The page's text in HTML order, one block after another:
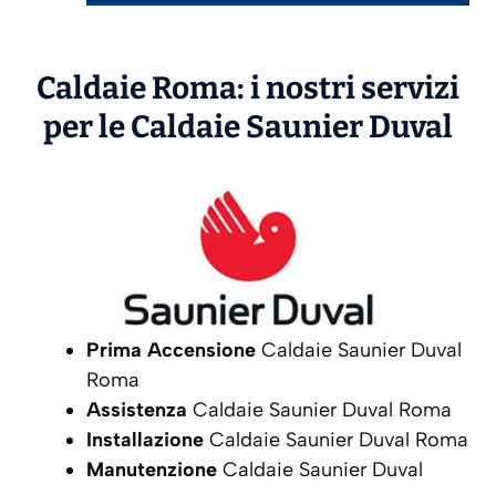
Caldaie Roma: i nostri servizi
per le CaldaieSaunier Duval
Prima Accensione Caldaie Saunier Duval
Roma
Assistenza Caldaie Saunier Duval Roma
Installazione Caldaie Saunier Duval Roma
Manutenzione Caldaie Saunier Duval